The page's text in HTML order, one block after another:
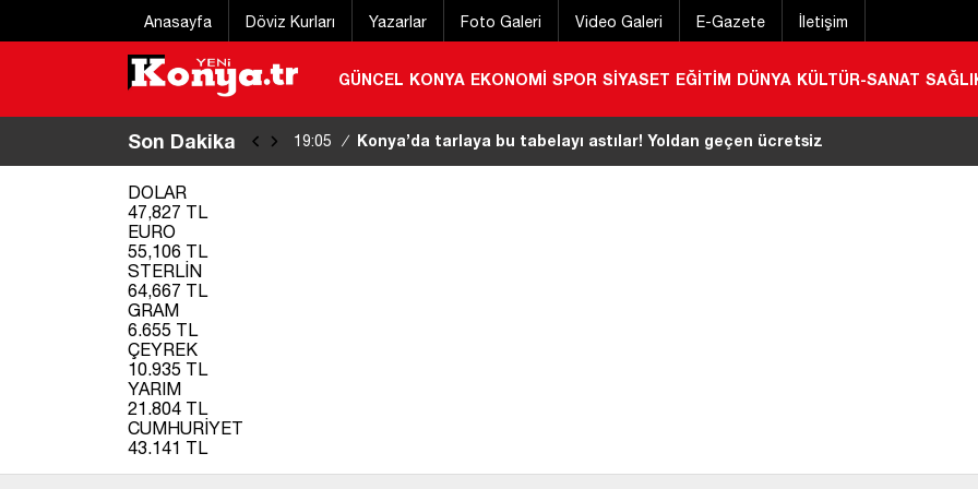
Anasayfa Döviz Kurları Yazarlar Foto Galeri Video Galeri E-Gazete İletişim
GÜNCEL KONYA EKONOMİ SPOR SİYASET EĞİTİM DÜNYA KÜLTÜR-SANAT
Son Dakika 18:35 / Konya’nın bir ilçesinde ekmeğe zam geldi! |
DOLAR
47,827 TL
EURO
55,106 TL
STERLİN
64,667 TL
GRAM
6.655 TL
ÇEYREK
10.935 TL
YARIM
21.804 TL
CUMHURİYET
43.141 TL